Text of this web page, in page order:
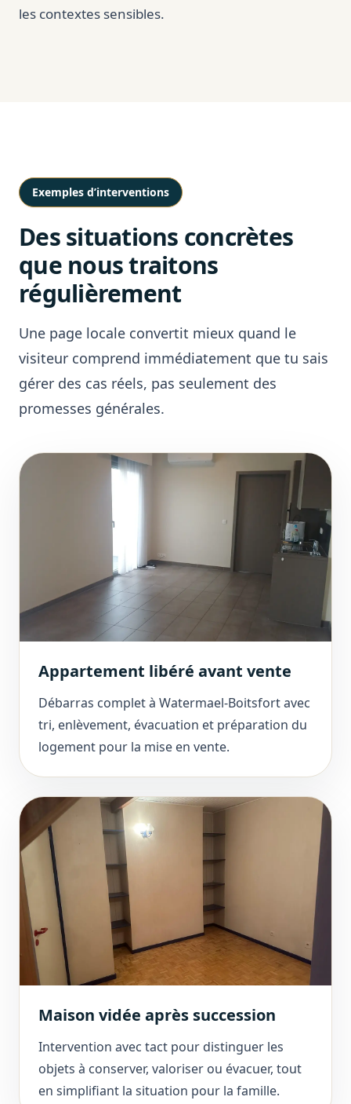
les contextes sensibles.
Exemples d’interventions
Des situations concrètes
que nous traitons
régulièrement
Une page locale convertit mieux quand le
visiteur comprend immédiatement que tu sais
gérer des cas réels, pas seulement des
promesses générales.
Appartement libéré avant vente
Débarras complet à Watermael-Boitsfort avec
tri, enlèvement, évacuation et préparation du
logement pour la mise en vente.
Maison vidée après succession
Intervention avec tact pour distinguer les
objets à conserver, valoriser ou évacuer, tout
en simplifiant la situation pour la famille.